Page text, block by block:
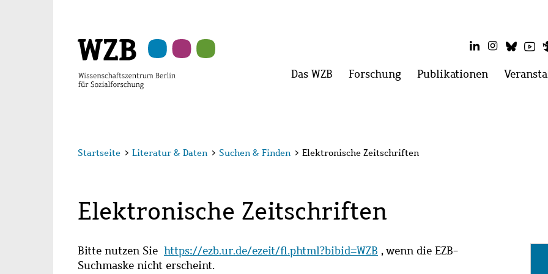
LinkedInInstagram
Hauptmenü
Das WZB Menü
Forschung Menü
Publikationen Menü
Startseite > Literatur & Daten > Suchen & Finden > Elektronische Zeitschriften
Elektronische Zeitschriften
Bitte nutzen Sie https://ezb.ur.de/ezeit/fl.phtml?bibid=WZB , wenn die EZB-
Suchmaske nicht erscheint.